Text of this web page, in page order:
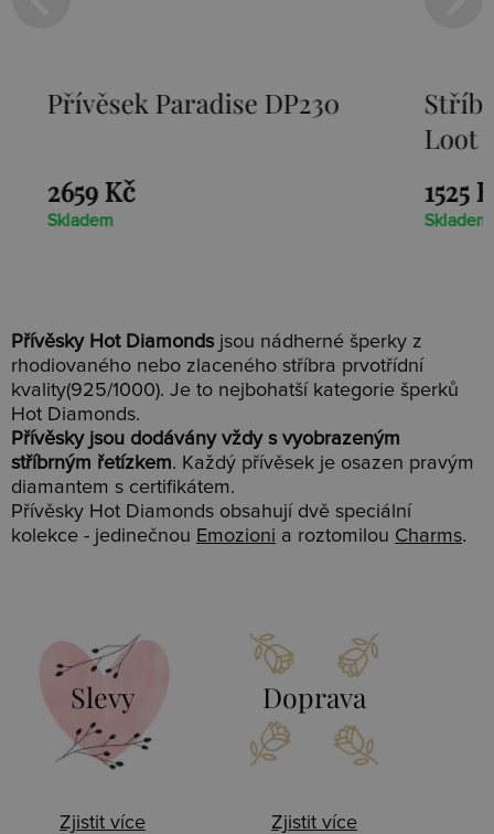
Přívěsek Paradise DP230
2659 Kč
Skladem
Loot
1525 Kč
Skladem
Přívěsky Hot Diamonds jsou nádherné šperky z
rhodiovaného nebo zlaceného stříbra prvotřídní
kvality(925/1000). Je to nejbohatší kategorie šperků
Hot Diamonds.
Přívěsky jsou dodávány vždy s vyobrazeným
stříbrným řetízkem. Každý přívěsek je osazen pravým
diamantem s certifikátem.
Přívěsky Hot Diamonds obsahují dvě speciální
kolekce - jedinečnou Emozioni a roztomilou Charms.
Slevy
Zjistit více
Doprava
Zjistit více